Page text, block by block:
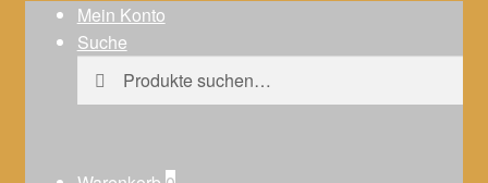
Mein Konto
Suche
Suche
nach:
Suche